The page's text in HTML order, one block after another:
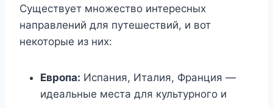
Существует множество интересных
направлений для путешествий, и вот
некоторые из них:
Европа: Испания, Италия, Франция —
идеальные места для культурного и